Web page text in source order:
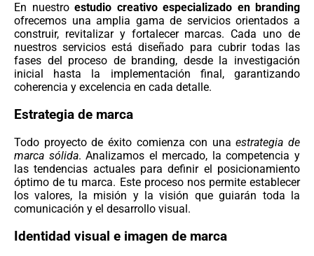
En nuestro estudio creativo especializado en branding
ofrecemos una amplia gama de servicios orientados a
construir, revitalizar y fortalecer marcas. Cada uno de
nuestros servicios está diseñado para cubrir todas las
fases del proceso de branding, desde la investigación
inicial hasta la implementación final, garantizando
coherencia y excelencia en cada detalle.
Estrategia de marca
Todo proyecto de éxito comienza con unaestrategia de
marca sólida. Analizamos el mercado, la competencia y
las tendencias actuales para definir el posicionamiento
óptimo de tu marca. Este proceso nos permite establecer
los valores, la misión y la visión que guiarán toda la
comunicación y el desarrollo visual.
Identidad visual e imagen de marca